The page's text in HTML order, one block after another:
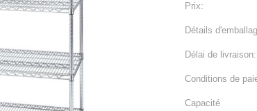
Prix:
Détails
Délai de livraison:
Conditions de
Capacité